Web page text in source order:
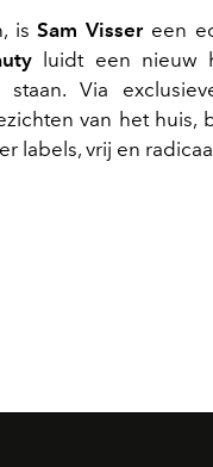
isSam Visser een
luidt een nieuw
Via
van het huis,
labels, vrij en